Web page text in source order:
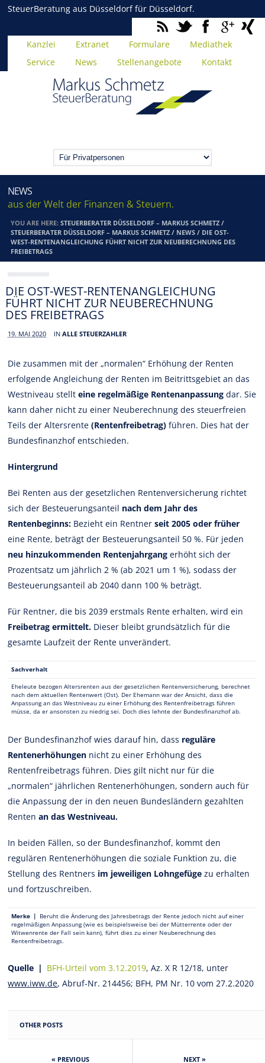
SteuerBeratung aus Düsseldorf für Düsseldorf.
Kanzlei Extranet Formulare
Mediathek
Service
News Stellenangebote Kontakt
NEWS
aus der Welt der Finanzen & Steuern.
YOU ARE HERE:STEUERBERATER DÜSSELDORF – MARKUS SCHMETZ /
STEUERBERATER DÜSSELDORF – MARKUS SCHMETZ / NEWS / DIE OST-
WEST-RENTENANGLEICHUNG FÜHRT NICHT ZUR NEUBERECHNUNG DES
FREIBETRAGS
DIE OST-WEST-RENTENANGLEICHUNG
FÜHRT NICHT ZUR NEUBERECHNUNG
DES FREIBETRAGS
19. MAI 2020 INALLE STEUERZAHLER
Die zusammen mit der „normalen“ Erhöhung der Renten
erfolgende Angleichung der Renten im Beitrittsgebiet an das
Westniveau stellteine regelmäßige Rentenanpassung dar. Sie
kann daher nicht zu einer Neuberechnung des steuerfreien
Teils der Altersrente(Rentenfreibetrag) führen. Dies hat der
Bundesfinanzhof entschieden.
Hintergrund
Bei Renten aus der gesetzlichen Rentenversicherung richtet
sich der Besteuerungsanteil nach dem Jahr des
Rentenbeginns: Bezieht ein Rentnerseit 2005 oder früher
eine Rente, beträgt der Besteuerungsanteil 50 %. Für jeden
neu hinzukommenden Rentenjahrgang erhöht sich der
Prozentsatz um jährlich 2 % (ab 2021 um 1 %), sodass der
Besteuerungsanteil ab 2040 dann 100 % beträgt.
Für Rentner, die bis 2039 erstmals Rente erhalten, wird ein
Freibetrag ermittelt. Dieser bleibt grundsätzlich für die
gesamte Laufzeit der Rente unverändert.
Sachverhalt
Eheleute bezogen Altersrenten aus der gesetzlichen Rentenversicherung, berechnet
nach dem aktuellen Rentenwert (Ost). Der Ehemann war der Ansicht, dass die
Anpassung an das Westniveau zu einer Erhöhung des Rentenfreibetrags führen
müsse, da er ansonsten zu niedrig sei. Doch dies lehnte der Bundesfinanzhof ab.
Der Bundesfinanzhof wies darauf hin, dass reguläre
Rentenerhöhungen nicht zu einer Erhöhung des
Rentenfreibetrags führen. Dies gilt nicht nur für die
„normalen“ jährlichen Rentenerhöhungen, sondern auch für
die Anpassung der in den neuen Bundesländern gezahlten
Rentenan das Westniveau.
In beiden Fällen, so der Bundesfinanzhof, kommt den
regulären Rentenerhöhungen die soziale Funktion zu, die
Stellung des Rentners im jeweiligen Lohngefüge zu erhalten
und fortzuschreiben.
Merke | Beruht die Änderung des Jahresbetrags der Rente jedoch nicht auf einer
regelmäßigen Anpassung (wie es beispielsweise bei der Mütterrente oder der
Witwenrente der Fall sein kann), führt dies zu einer Neuberechnung des
Rentenfreibetrags.
Quelle | BFH-Urteil vom 3.12.2019, Az. X R 12/18, unter
www.iww.de, Abruf-Nr. 214456; BFH, PM Nr. 10 vom 27.2.2020
OTHER POSTS
« PREVIOUS NEXT »